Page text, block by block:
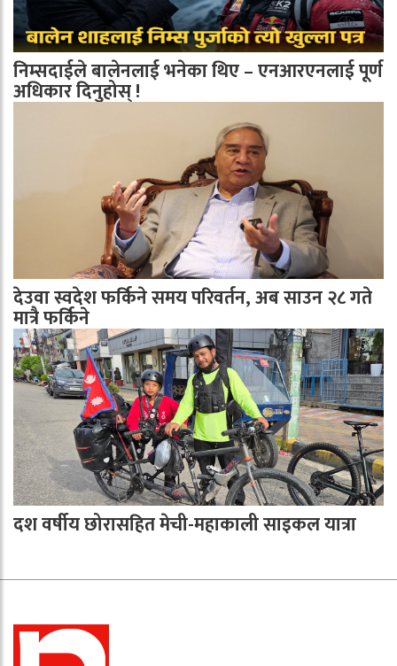
निम्सदाईले बालेनलाई भनेका थिए – एनआरएनलाई पूर्ण
अधिकार दिनुहोस् !
देउवा स्वदेश फर्किने समय परिवर्तन, अब साउन २८ गते
मात्रै फर्किने
दश वर्षीय छोरासहित मेची-महाकाली साइकल यात्रा